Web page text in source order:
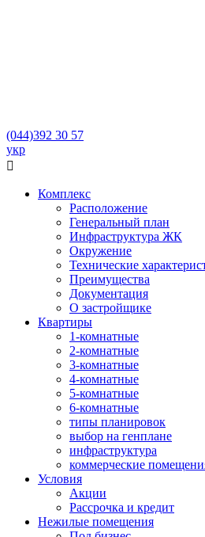
(044)392 30 57
укр

Комплекс
Расположение
Генеральный план
Инфраструктура ЖК
Окружение
Технические
Преимущества
Документация
О застройщике
Квартиры
1-комнатные
2-комнатные
3-комнатные
4-комнатные
5-комнатные
6-комнатные
типы планировок
выбор на генплане
инфраструктура
коммерческие
Условия
Акции
Рассрочка и кредит
Нежилые помещения